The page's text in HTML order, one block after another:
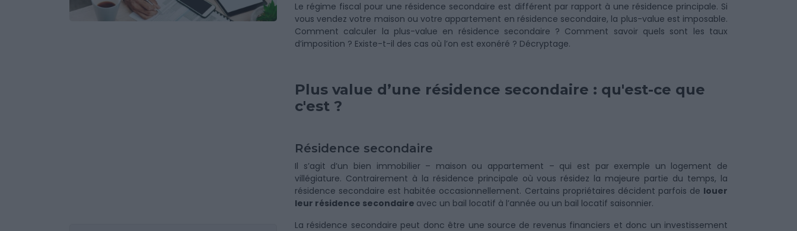
Le régime fiscal pour une résidence secondaire est différent par rapport à une résidence principale. Si
vous vendez votre maison ou votre appartement en résidence secondaire, la plus-value est imposable.
Comment calculer la plus-value en résidence secondaire ? Comment savoir quels sont les taux
d’imposition ? Existe-t-il des cas où l’on est exonéré ? Décryptage.
Plus value d’une résidence secondaire : qu'est-ce que
c'est ?
Résidence secondaire
Il s’agit d’un bien immobilier – maison ou appartement – qui est par exemple un logement de
villégiature. Contrairement à la résidence principale où vous résidez la majeure partie du temps, la
résidence secondaire est habitée occasionnellement. Certains propriétaires décident parfois de louer
leur résidence secondaire avec un bail locatif à l’année ou un bail locatif saisonnier.
La résidence secondaire peut donc être une source de revenus financiers et donc un investissement